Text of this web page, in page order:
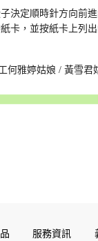
決定順時針方向前
卡，並按紙卡上列
雅婷姑娘 / 黃雪君
服務資訊